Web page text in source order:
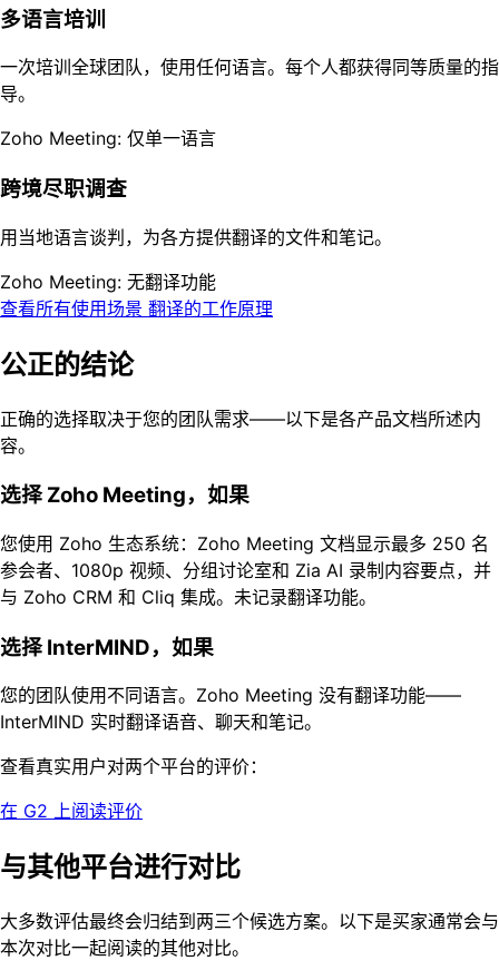
多语言培训
一次培训全球团队，使用任何语言。每个人都获得同等质量的指
导。
Zoho Meeting: 仅单一语言
跨境尽职调查
用当地语言谈判，为各方提供翻译的文件和笔记。
Zoho Meeting: 无翻译功能
查看所有使用场景 翻译的工作原理
公正的结论
正确的选择取决于您的团队需求——以下是各产品文档所述内
容。
选择 Zoho Meeting，如果
您使用 Zoho 生态系统：Zoho Meeting 文档显示最多 250 名
参会者、1080p 视频、分组讨论室和 Zia AI 录制内容要点，并
与 Zoho CRM 和 Cliq 集成。未记录翻译功能。
选择 InterMIND，如果
您的团队使用不同语言。Zoho Meeting 没有翻译功能——
InterMIND 实时翻译语音、聊天和笔记。
查看真实用户对两个平台的评价：
在 G2 上阅读评价
与其他平台进行对比
大多数评估最终会归结到两三个候选方案。以下是买家通常会与
本次对比一起阅读的其他对比。